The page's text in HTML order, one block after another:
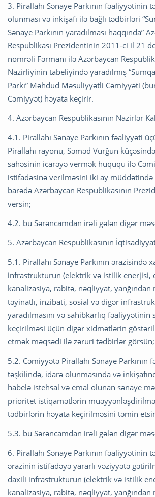
3. Pirallahı Sənaye Parkının fəaliyyətinin
olunması və inkişafı ilə bağlı tədbirləri
Sənaye Parkının yaradılması haqqında”
Respublikası Prezidentinin 2011-ci il 21
nömrəli Fərmanı ilə Azərbaycan
Nazirliyinin tabeliyində yaradılmış
Parkı” Məhdud Məsuliyyətli Cəmiyyəti
Cəmiyyət) həyata keçirir.
4. Azərbaycan Respublikasının Nazirlər
4.1. Pirallahı Sənaye Parkının fəaliyyəti
Pirallahı rayonu, Səməd Vurğun
sahəsinin icarəyə vermək hüququ ilə
istifadəsinə verilməsini iki ay
barədə Azərbaycan Respublikasının
versin;
4.2. bu Sərəncamdan irəli gələn digər
5. Azərbaycan Respublikasının
5.1. Pirallahı Sənaye Parkının ərazisində
infrastrukturun (elektrik və istilik enerjisi,
kanalizasiya, rabitə, nəqliyyat, yanğından
təyinatlı, inzibati, sosial və digər
yaradılmasını və sahibkarlıq
keçirilməsi üçün digər xidmətlərin
etmək məqsədi ilə zəruri tədbirlər görsün;
5.2. Cəmiyyətə Pirallahı Sənaye Parkının
təşkilində, idarə olunmasında və
habelə istehsal və emal olunan sənaye
prioritet istiqamətlərin
tədbirlərin həyata keçirilməsini təmin
5.3. bu Sərəncamdan irəli gələn digər
6. Pirallahı Sənaye Parkının fəaliyyətinin
ərazinin istifadəyə yararlı vəziyyətə
daxili infrastrukturun (elektrik və istilik
kanalizasiya, rabitə, nəqliyyat, yanğından